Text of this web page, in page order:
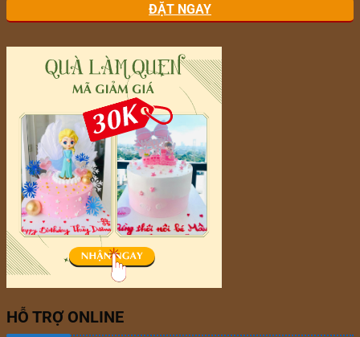
ĐẶT NGAY
HỖ TRỢ ONLINE